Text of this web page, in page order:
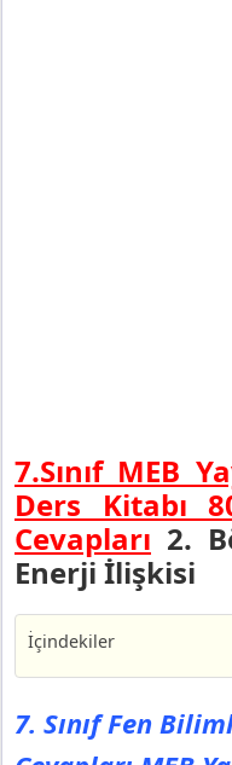
7.Sınıf MEB
Ders Kitabı
Cevapları 2.
Enerji İlişkisi
İçindekiler
7. Sınıf Fen
MEB Yayınları
7. Sınıf Fen
7. Sınıf Fen